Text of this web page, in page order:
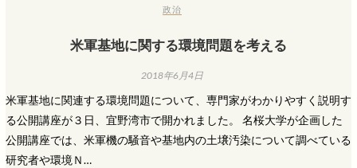
政治
米軍基地に関する環境問題を考える
2018年6月4日
米軍基地に関連する環境問題について、専門家がわかりやすく説明す
る公開講座が３日、宜野湾市で開かれました。 名桜大学が企画した
公開講座では、米軍機の騒音や基地内の土壌汚染について調べている
研究者や環境Ｎ…